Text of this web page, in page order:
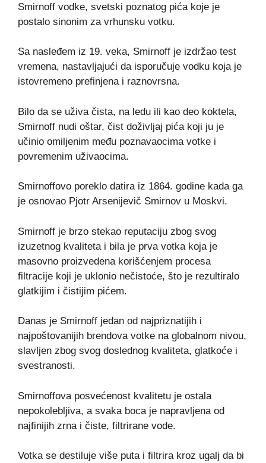
Smirnoff vodke, svetski poznatog pića koje je
postalo sinonim za vrhunsku votku.
Sa nasleđem iz 19. veka, Smirnoff je izdržao test
vremena, nastavljajući da isporučuje vodku koja je
istovremeno prefinjena i raznovrsna.
Bilo da se uživa čista, na ledu ili kao deo koktela,
Smirnoff nudi oštar, čist doživljaj pića koji ju je
učinio omiljenim među poznavaocima votke i
povremenim uživaocima.
Smirnoffovo poreklo datira iz 1864. godine kada ga
je osnovao Pjotr Arsenijevič Smirnov u Moskvi.
Smirnoff je brzo stekao reputaciju zbog svog
izuzetnog kvaliteta i bila je prva votka koja je
masovno proizvedena korišćenjem procesa
filtracije koji je uklonio nečistoće, što je rezultiralo
glatkijim i čistijim pićem.
Danas je Smirnoff jedan od najpriznatijih i
najpoštovanijih brendova votke na globalnom nivou,
slavljen zbog svog doslednog kvaliteta, glatkoće i
svestranosti.
Smirnoffova posvećenost kvalitetu je ostala
nepokolebljiva, a svaka boca je napravljena od
najfinijih zrna i čiste, filtrirane vode.
Votka se destiluje više puta i filtrira kroz ugalj da bi